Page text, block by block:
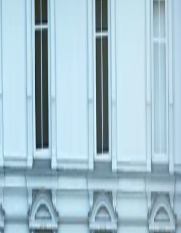
Systeme Verkehrsflächen
Startseite
Systeme für
Jetzt beraten lassen
Jetzt beraten lassen
Welche Lösung passt zu meinem Projekt?